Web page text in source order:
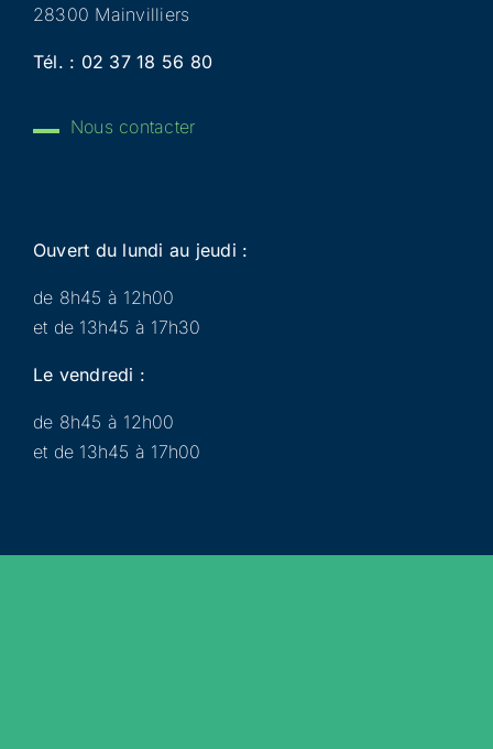
28300 Mainvilliers
Tél. : 02 37 18 56 80
Nous contacter
Ouvert du lundi au jeudi :
de 8h45 à 12h00
et de 13h45 à 17h30
Le vendredi :
de 8h45 à 12h00
et de 13h45 à 17h00